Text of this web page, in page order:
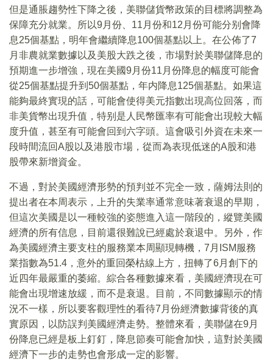
但是通脹趨勢性下降之後，美聯儲貨幣政策的目標將調整為
保障充分就業。所以9月份、11月份和12月份可能分别會降
息25個基點，明年會繼續降息100個基點以上。在公佈了7
月非農就業數據以及美股大跌之後，市場對於美聯儲降息的
預期進一步增強，現在美國9月份11月份降息的幅度可能會
從25個基點提升到50個基點，年内降息125個基點。如果這
能夠最終實現的話，可能會使得美元指數出現高位回落，而
非美貨幣出現升值，特别是人民幣匯率有可能會出現較大幅
度升值，甚至有可能會回到六字頭。這會吸引外資在未來一
段時間流回A股以及港股市場，從而為表現低迷的A股和港
股帶來新增資金。
不過，對於美國經濟形勢的預判並不完全一致，薩姆法則的
提出者在本周表示，上升的失業率通常意味著衰退的早期，
但這次美國是以一種較強的姿態進入這一階段的，縱覽美國
經濟的所有信息，目前還很難說已經處於衰退中。另外，作
為美國經濟主要支柱的服務業本周顯現轉機，7月ISM服務
業指數為51.4，意外的重回榮枯線上方，扭轉了6月創下的
近四年最嚴重的萎縮。綜合各種數據來看，美國經濟現在可
能會出現增速放緩，而不是衰退。目前，不同數據顯示的情
況不一樣，所以要客觀理性的看待7月份經濟數據背後的真
實原因，以防誤判美國經濟走勢。整體來看，美聯儲在9月
份降息已經是板上釘釘，降息節奏可能會加快，這對於美國
經濟下一步的走勢也會形成一定的影響。